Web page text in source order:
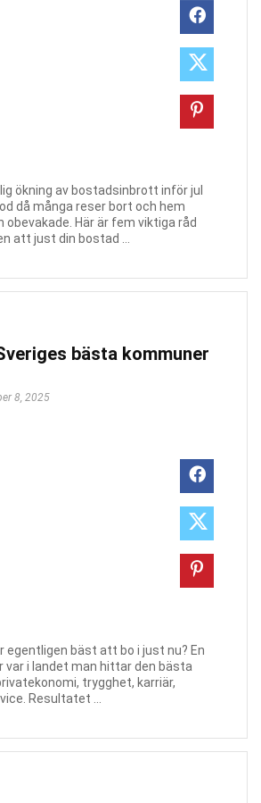
ökning av bostadsinbrott inför jul
då många reser bort och hem
obevakade. Här är fem viktiga råd
att just din bostad ...
bästa kommuner
8, 2025
egentligen bäst att bo i just nu? En
var i landet man hittar den bästa
trygghet, karriär,
Resultatet ...